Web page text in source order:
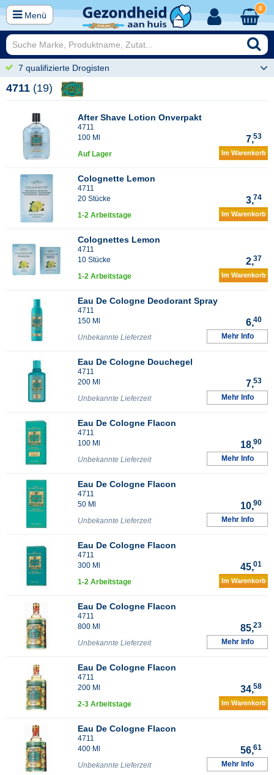
Menü
0
7 qualifizierte Drogisten
4711 (19)
After Shave Lotion Onverpakt
4711
100 Ml
7,53
Auf Lager Im Warenkorb
Colognette Lemon
4711
20 Stücke
3,74
1-2 Arbeitstage Im Warenkorb
Colognettes Lemon
4711
10 Stücke
2,37
1-2 Arbeitstage Im Warenkorb
Eau De Cologne Deodorant Spray
4711
150 Ml
6,40
Unbekannte Lieferzeit Mehr Info
Eau De Cologne Douchegel
4711
200 Ml
7,53
Unbekannte Lieferzeit Mehr Info
Eau De Cologne Flacon
4711
100 Ml
18,90
Unbekannte Lieferzeit Mehr Info
Eau De Cologne Flacon
4711
50 Ml
10,90
Unbekannte Lieferzeit Mehr Info
Eau De Cologne Flacon
4711
300 Ml
45,01
1-2 Arbeitstage Im Warenkorb
Eau De Cologne Flacon
4711
800 Ml
85,23
Unbekannte Lieferzeit Mehr Info
Eau De Cologne Flacon
4711
200 Ml
34,58
2-3 Arbeitstage Im Warenkorb
Eau De Cologne Flacon
4711
400 Ml
56,61
Unbekannte Lieferzeit Mehr Info